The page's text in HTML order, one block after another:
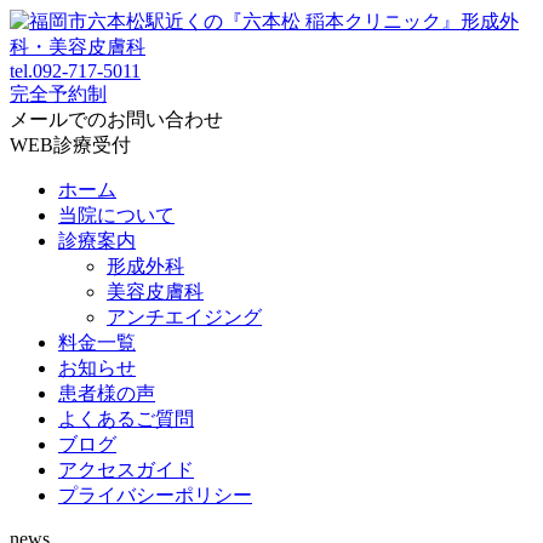
tel.092-717-5011
完全予約制
メールでのお問い合わせ
WEB診療受付
ホーム
当院について
診療案内
形成外科
美容皮膚科
アンチエイジング
料金一覧
お知らせ
患者様の声
よくあるご質問
ブログ
アクセスガイド
プライバシーポリシー
news